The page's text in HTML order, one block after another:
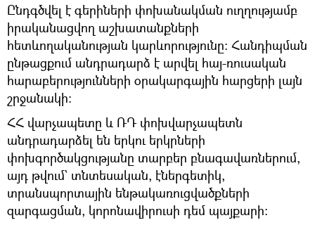
Ընդգծվել է գերիների փոխանակման ուղղությամբ
իրականացվող աշխատանքների
հետևողականության կարևորությունը: Հանդիպման
ընթացքում անդրադարձ է արվել հայ-ռուսական
հարաբերությունների օրակարգային հարցերի լայն
շրջանակի։
ՀՀ վարչապետը և ՌԴ փոխվարչապետն
անդրադարձել են երկու երկրների
փոխգործակցությանը տարբեր բնագավառներում,
այդ թվում` տնտեսական, էներգետիկ,
տրանսպորտային ենթակառուցվածքների
զարգացման, կորոնավիրուսի դեմ պայքարի։